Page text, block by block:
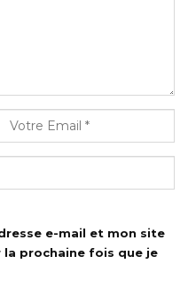
e-mail et mon site
la prochaine fois que je